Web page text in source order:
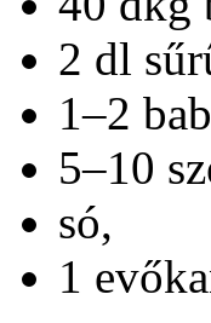
2 dl
1–2
5–10
só,
1